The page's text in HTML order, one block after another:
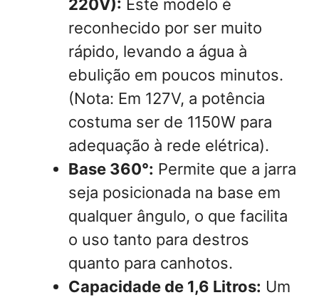
220V): Este modelo é
reconhecido por ser muito
rápido, levando a água à
ebulição em poucos minutos.
(Nota: Em 127V, a potência
costuma ser de 1150W para
adequação à rede elétrica).
Base 360°: Permite que a jarra
seja posicionada na base em
qualquer ângulo, o que facilita
o uso tanto para destros
quanto para canhotos.
Capacidade de 1,6 Litros: Um